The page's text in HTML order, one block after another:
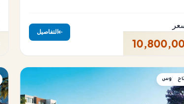
التفاصيل
هاوس